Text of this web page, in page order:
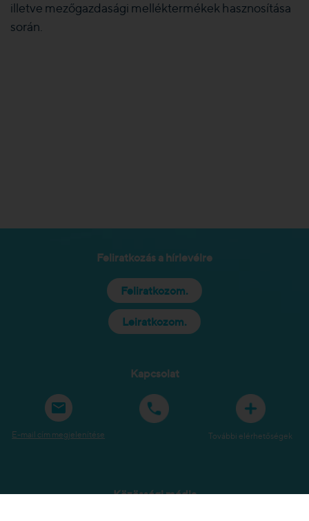
illetve mezőgazdasági melléktermékek hasznosítása
során.
Feliratkozás a hírlevélre
Feliratkozom.
Leiratkozom.
Kapcsolat
E-mail cím megjelenítése További elérhetőségek
Közösségi média